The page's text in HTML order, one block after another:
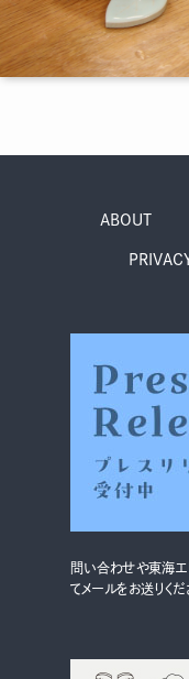
グルメ・まち
お問い合わせ
ABOUT
問い合わせや東海エ
てメールをお送りくだ